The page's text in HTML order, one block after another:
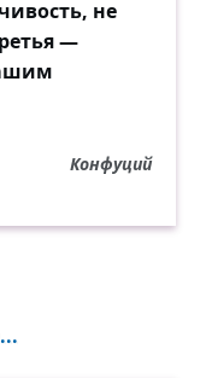
не
—
Конфуций